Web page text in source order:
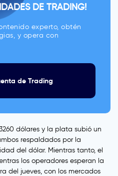
DE TRADING!
experto, obtén
y opera con
de Trading
dólares y la plata subió un
respaldados por la
del dólar. Mientras tanto, el
los operadores esperan la
del jueves, con los mercados